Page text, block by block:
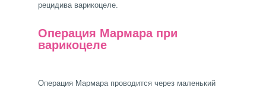
рецидива варикоцеле.
Операция Мармара при
варикоцеле
Операция Мармара проводится через маленький